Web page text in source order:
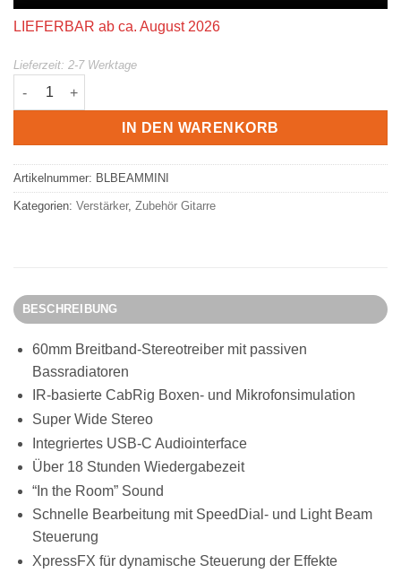
LIEFERBAR ab ca. August 2026
Lieferzeit: 2-7 Werktage
BLACKSTAR E-Gitarrencombo BEAM Mini | 2x12W. Menge
IN DEN WARENKORB
Artikelnummer: BLBEAMMINI
Kategorien: Verstärker, Zubehör Gitarre
BESCHREIBUNG
60mm Breitband-Stereotreiber mit passiven
Bassradiatoren
IR-basierte CabRig Boxen- und Mikrofonsimulation
Super Wide Stereo
Integriertes USB-C Audiointerface
Über 18 Stunden Wiedergabezeit
“In the Room” Sound
Schnelle Bearbeitung mit SpeedDial- und Light Beam
Steuerung
XpressFX für dynamische Steuerung der Effekte